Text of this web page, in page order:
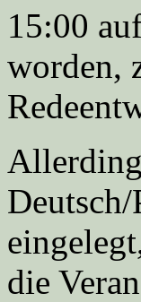
15:00
worden,
Deutsch/
die